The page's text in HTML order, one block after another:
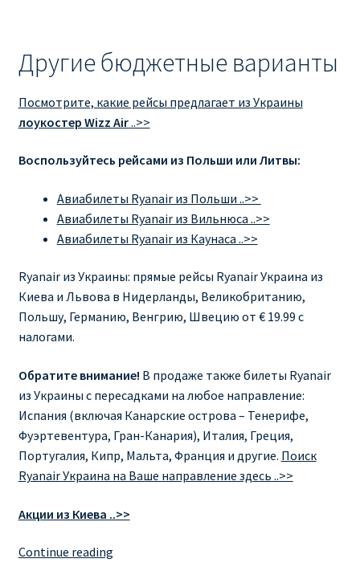
Другие бюджетные варианты
Посмотрите, какие рейсы предлагает из Украины
лоукостер Wizz Air..>>
Воспользуйтесь рейсами из Польши или Литвы:
Авиабилеты Ryanair из Польши ..>>
Авиабилеты Ryanair из Вильнюса ..>>
Авиабилеты Ryanair из Каунаса ..>>
Ryanair из Украины: прямые рейсы Ryanair Украина из
Киева и Львова в Нидерланды, Великобританию,
Польшу, Германию, Венгрию, Швецию от € 19.99 с
налогами.
Обратите внимание! В продаже также билеты Ryanair
из Украины с пересадками на любое направление:
Испания (включая Канарские острова – Тенерифе,
Фуэртевентура, Гран-Канария), Италия, Греция,
Португалия, Кипр, Мальта, Франция и другие. Поиск
Ryanair Украина на Ваше направление здесь ..>>
Акции из Киева ..>>
Continue readingRYANAIR